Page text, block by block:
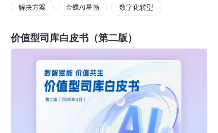
解决方案 金蝶AI星瀚 数字化转型
价值型司库白皮书（第二版）